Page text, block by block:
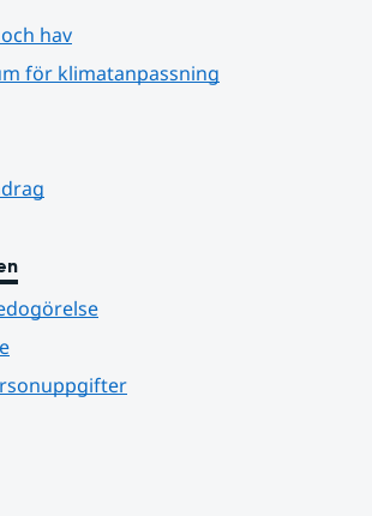
hav
för klimatanpassning